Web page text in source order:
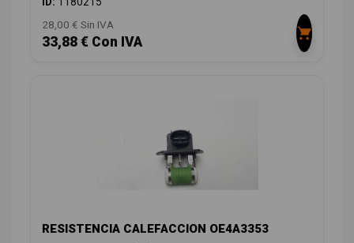
28,00 € Sin IVA
33,88 € Con IVA
RESISTENCIA CALEFACCION OE4A3353